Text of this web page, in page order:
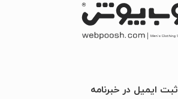
ثبت ایمیل در خبرنامه